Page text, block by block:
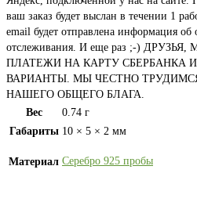
ваш заказ будет выслан в течении 1
email будет отправлена информация об
отслеживания. И еще раз ;-)
ПЛАТЕЖИ НА КАРТУ СБЕРБАНКА
ВАРИАНТЫ. МЫ ЧЕСТНО
НАШЕГО ОБЩЕГО БЛАГА.
Вес
0.74 г
Габариты 10 × 5 × 2 мм
Материал Серебро 925 пробы